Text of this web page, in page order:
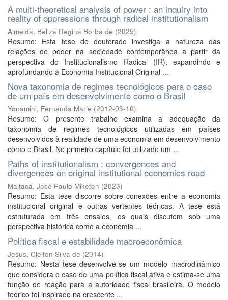
A multi-theoretical analysis of power : an inquiry into
reality of oppressions through radical institutionalism
Almeida, Beliza Regina Borba de (2025)
Resumo: Esta tese de doutorado investiga a natureza das
relações de poder na sociedade contemporânea a partir da
perspectiva do Institucionalismo Radical (IR), expandindo e
aprofundando a Economia Institucional Original ...
Nova taxonomia de regimes tecnológicos para o caso
de um país em desenvolvimento como o Brasil
Yonamini, Fernanda Marie (2012-03-10)
Resumo: O presente trabalho examina a adequação da
taxonomia de regimes tecnológicos utilizadas em países
desenvolvidos à realidade de uma economia em desenvolvimento
como o Brasil. No primeiro capítulo foi utilizado um ...
Paths of institutionalism : convergences and
divergences on original institutional economics road
Maltaca, José Paulo Miketen (2023)
Resumo: Esta tese discorre sobre conexões entre a economia
institucional original e outras vertentes teóricas. A tese está
estruturada em três ensaios, os quais discutem sob uma
perspectiva histórica como a economia ...
Política fiscal e estabilidade macroeconômica
Jesus, Cleiton Silva de (2014)
Resumo: Nesta tese desenvolve-se um modelo macrodinâmico
que considera o caso de uma política fiscal ativa e estima-se uma
função de reação para a autoridade fiscal brasileira. O modelo
teórico foi inspirado na crescente ...